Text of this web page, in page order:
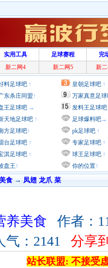
实用工具 足球赛程
完
新二网4 新二网5 新
料足球吧 ↑
东杀庄同盟↑
王足球吧 →
天地足球吧 ↑
方足球吧↑
台足球吧 ↑
淇足球吧 ↑
盘王↑
皇朝足球吧 ↑
万家真意足
发料王足球吧
足球爆料吧→
pk足球吧 ↑
专家足球吧 ↑
球王足球吧 ↑
你的位置↑
食 → 凤翅 龙爪 菜
养美食 作者：
气：2141 分享
站长联盟: 不接受